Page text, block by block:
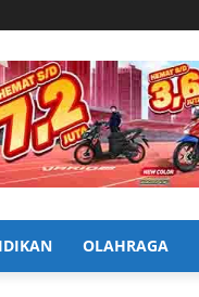
OLAHRAGA